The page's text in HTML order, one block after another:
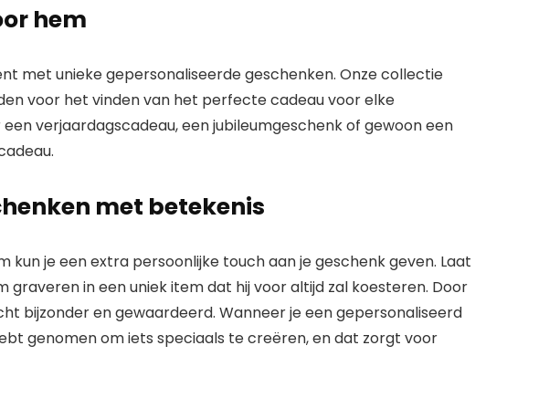
hem
met unieke gepersonaliseerde geschenken. Onze collectie
voor het vinden van het perfecte cadeau voor elke
verjaardagscadeau, een jubileumgeschenk of gewoon een
met betekenis
kun je een extra persoonlijke touch aan je geschenk geven. Laat
graveren in een uniek item dat hij voor altijd zal koesteren. Door
bijzonder en gewaardeerd. Wanneer je een gepersonaliseerd
genomen om iets speciaals te creëren, en dat zorgt voor